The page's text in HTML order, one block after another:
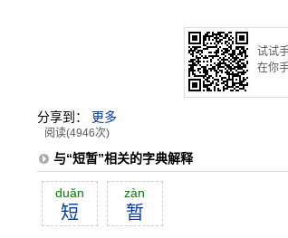
试试
在你
分享到： 更多
阅读(4946次)
与“短暂”相关的字典解释
duăn
短
zàn
暂